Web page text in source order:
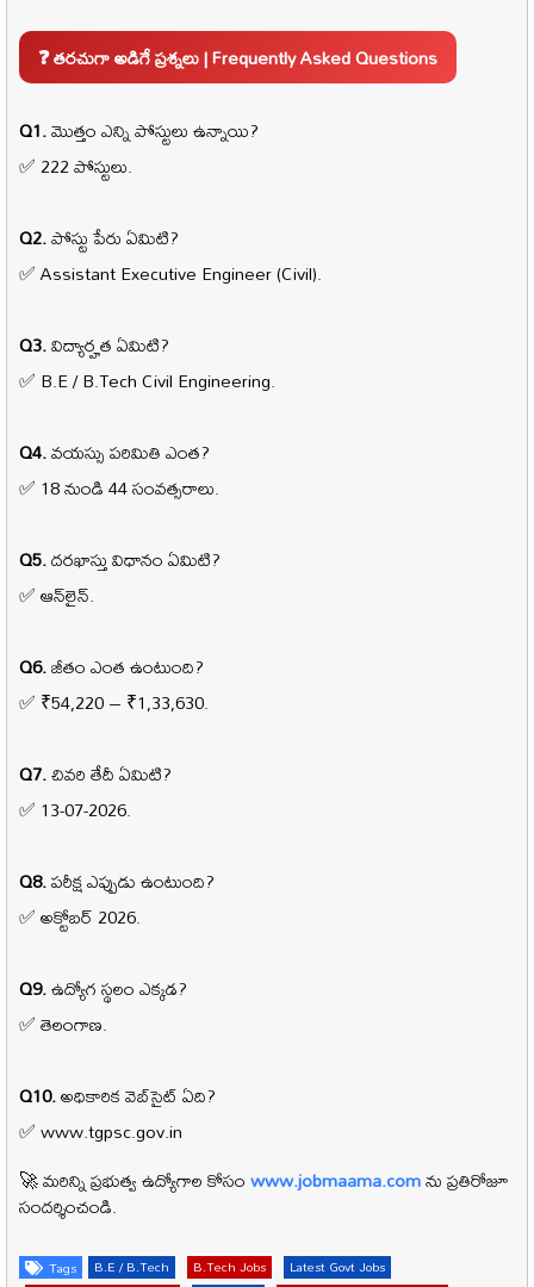
❓ తరచుగా అడిగే ప్రశ్నలు | Frequently Asked Questions
Q1.మొత్తం ఎన్ని పోస్టులు ఉన్నాయి?
✅ 222 పోస్టులు.
Q2.పోస్టు పేరు ఏమిటి?
✅ Assistant Executive Engineer (Civil).
Q3.విద్యార్హత ఏమిటి?
✅ B.E / B.Tech Civil Engineering.
Q4.వయస్సు పరిమితి ఎంత?
✅ 18 నుండి 44 సంవత్సరాలు.
Q5.దరఖాస్తు విధానం ఏమిటి?
✅ ఆన్‌లైన్.
Q6.జీతం ఎంత ఉంటుంది?
✅ ₹54,220 – ₹1,33,630.
Q7.చివరి తేదీ ఏమిటి?
✅ 13-07-2026.
Q8.పరీక్ష ఎప్పుడు ఉంటుంది?
✅ అక్టోబర్ 2026.
Q9.ఉద్యోగ స్థలం ఎక్కడ?
✅ తెలంగాణ.
Q10.అధికారిక వెబ్‌సైట్ ఏది?
✅ www.tgpsc.gov.in
🚀 మరిన్ని ప్రభుత్వ ఉద్యోగాల కోసంwww.jobmaama.comను ప్రతిరోజూ
సందర్శించండి.
Tags B.E / B.Tech B.Tech Jobs
Latest Govt Jobs